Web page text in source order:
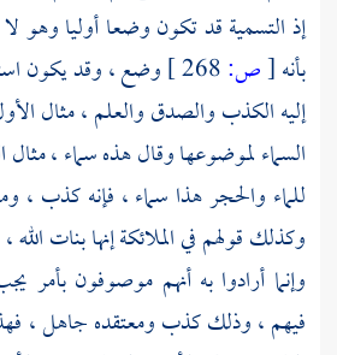
إذ التسمية قد تكون وضعا أوليا وهو
بأنه[ص:
وضع ، وقد يكون
إليه الكذب والصدق والعلم ، مثال
السماء لموضوعها وقال هذه سماء ، مثال
للماء والحجر هذا سماء ، فإنه كذب ،
وكذلك قولهم في الملائكة إنها بنات
وإنما أرادوا به أنهم موصوفون بأمر
فيهم ، وذلك كذب ومعتقده جاهل ، فهذا